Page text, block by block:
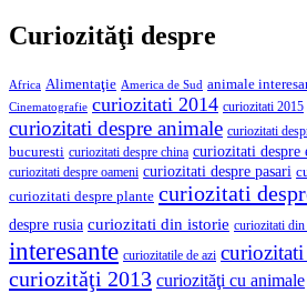
Curiozităţi despre
Africa Alimentaţie America de Sud animale
Cinematografie curiozitati 2014 curiozitati 2015
curiozitati despre animale curiozitati
bucuresti curiozitati despre china curiozitati despre
curiozitati despre oameni curiozitati despre pasari
curiozitati despre plante curiozitati
despre rusia curiozitati din istorie curiozitati din
interesante curiozitatile de azi
curiozităţi 2013 curiozităţi cu animale